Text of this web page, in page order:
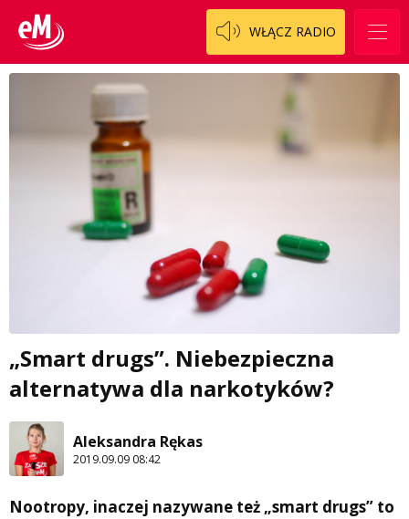
WŁĄCZ RADIO
„Smart drugs”. Niebezpieczna
alternatywa dla narkotyków?
Aleksandra Rękas
2019.09.09 08:42
Nootropy, inaczej nazywane też „smart drugs” to